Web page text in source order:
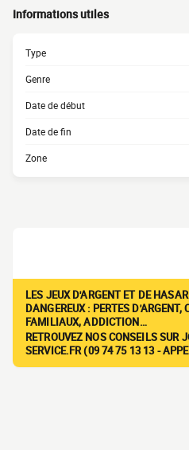
Informations utiles
Type
Genre
Date de début
Date de fin
Zone
LES JEUX D'ARGENT ET DE
DANGEREUX : PERTES D'ARGENT,
FAMILIAUX, ADDICTION…
RETROUVEZ NOS CONSEILS SUR
SERVICE.FR (09 74 75 13 13 -